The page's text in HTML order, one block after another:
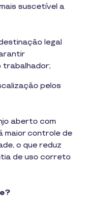
suscetível a
legal
trabalhador;
pelos
aberto com
maior controle de
o que reduz
de uso correto